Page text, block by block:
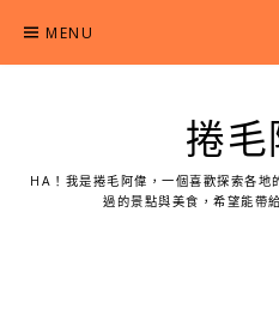
content
MENU
捲毛
HA！我是捲毛阿偉，一個喜歡探索各地
過的景點與美食，希望能帶